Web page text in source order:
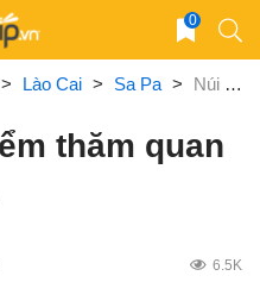
0
> Lào Cai > Sa Pa > Núi Cô Tiên – điểm thăm quan mới lạ tại Sa Pa
thăm quan
6.5K